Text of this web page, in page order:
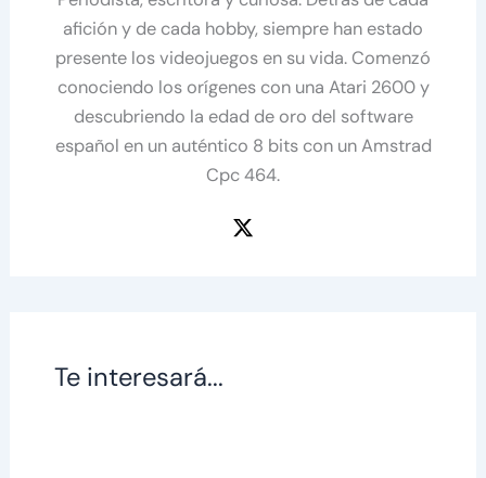
afición y de cada hobby, siempre han estado
presente los videojuegos en su vida. Comenzó
conociendo los orígenes con una Atari 2600 y
descubriendo la edad de oro del software
español en un auténtico 8 bits con un Amstrad
Cpc 464.
Te interesará...